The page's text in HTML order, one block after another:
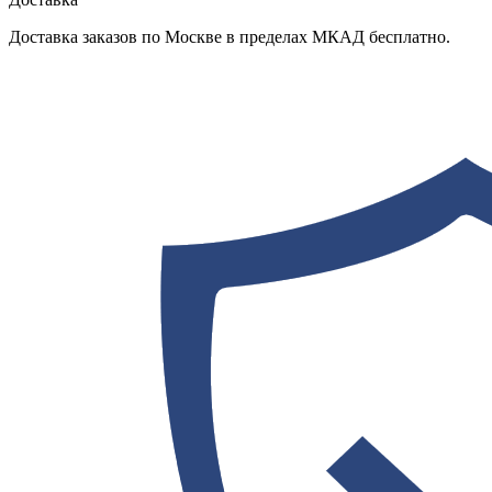
Доставка заказов по Москве в пределах МКАД бесплатно.